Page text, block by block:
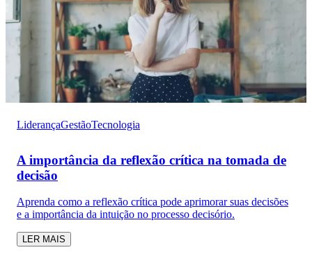
LiderançaGestãoTecnologia
A importância da reflexão crítica na tomada de
decisão
Aprenda como a reflexão crítica pode aprimorar suas decisões
e a importância da intuição no processo decisório.
LER MAIS